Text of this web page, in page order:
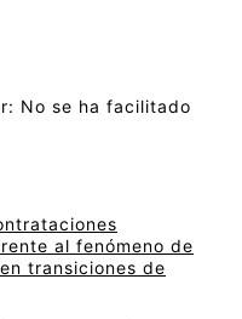
No se ha facilitado
al fenómeno de
transiciones de